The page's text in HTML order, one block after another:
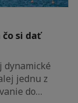
si dať
jednu z
do…